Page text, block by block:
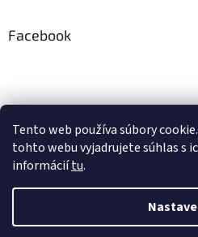
Tento web používa súbory
tohto webu vyjadrujete súhlas s
informáciítu.
Facebook
Nákupný košík
0KS /
Vytvoril